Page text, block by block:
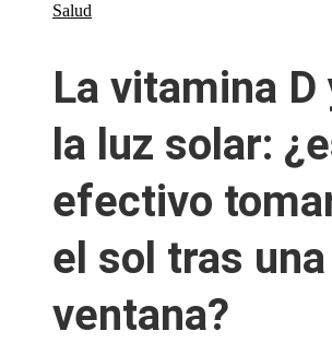
Salud
La vitamina D
la luz solar:
efectivo
el sol tras una
ventana?